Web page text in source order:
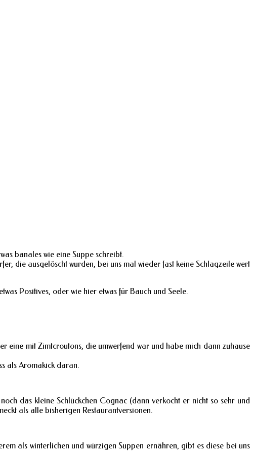
banales wie eine Suppe schreibt.
die ausgelöscht wurden, bei uns mal wieder fast keine Schlagzeile wert
Positives, oder wie hier etwas für Bauch und Seele.
eine mit Zimtcroutons, die umwerfend war und habe mich dann zuhause
als Aromakick daran.
das kleine Schlückchen Cognac (dann verkocht er nicht so sehr und
als alle bisherigen Restaurantversionen.
als winterlichen und würzigen Suppen ernähren, gibt es diese bei uns